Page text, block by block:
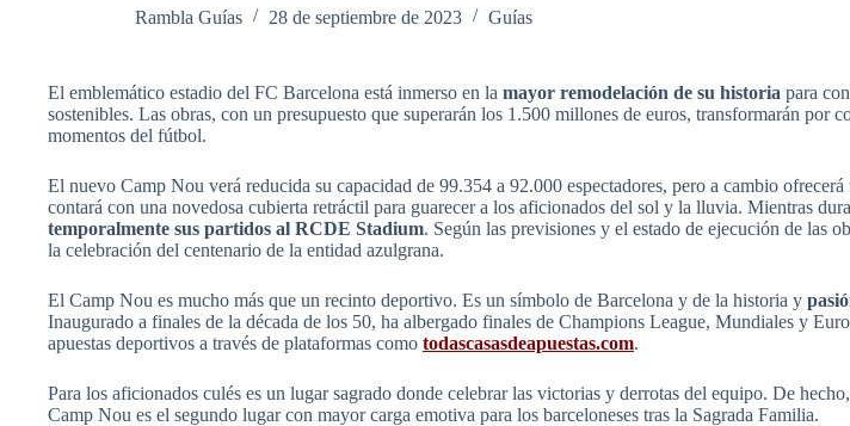
Rambla Guías 28 de septiembre de 2023 Guías
El emblemático estadio del FC Barcelona está inmerso en la mayor remodelación de su historia para
sostenibles. Las obras, con un presupuesto que superarán los 1.500 millones de euros, transformarán por
momentos del fútbol.
El nuevo Camp Nou verá reducida su capacidad de 99.354 a 92.000 espectadores, pero a cambio
contará con una novedosa cubierta retráctil para guarecer a los aficionados del sol y la lluvia. Mientras
temporalmente sus partidos al RCDE Stadium. Según las previsiones y el estado de ejecución de las
la celebración del centenario de la entidad azulgrana.
El Camp Nou es mucho más que un recinto deportivo. Es un símbolo de Barcelona y de la historia y
Inaugurado a finales de la década de los 50, ha albergado finales de Champions League, Mundiales y
apuestas deportivos a través de plataformas como todascasasdeapuestas.com.
Para los aficionados culés es un lugar sagrado donde celebrar las victorias y derrotas del equipo. De
Camp Nou es el segundo lugar con mayor carga emotiva para los barceloneses tras la Sagrada Familia.